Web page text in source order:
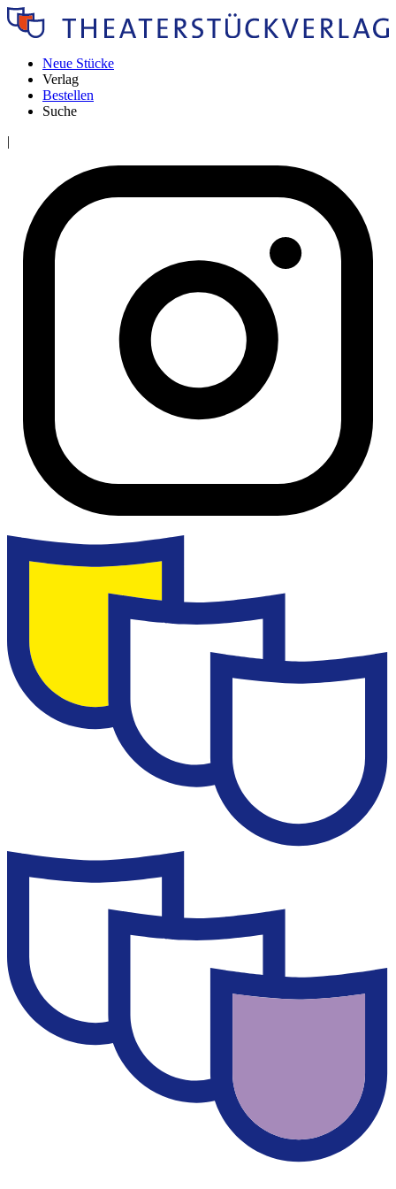
Neue Stücke
Verlag
Bestellen
Suche
|